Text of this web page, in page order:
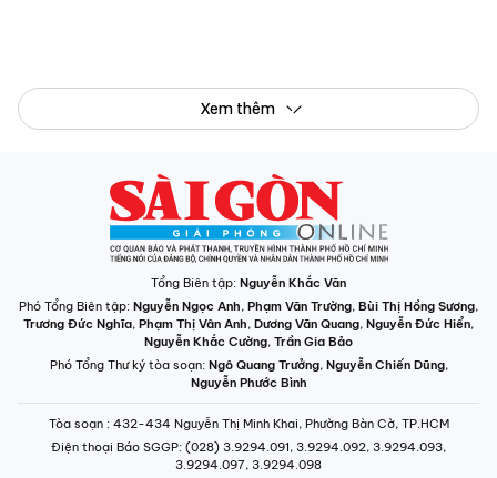
Xem thêm
Tổng Biên tập: Nguyễn Khắc Văn
Phó Tổng Biên tập: Nguyễn Ngọc Anh, Phạm Văn Trường, Bùi Thị Hồng Sương,
Trương Đức Nghĩa, Phạm Thị Vân Anh, Dương Văn Quang, Nguyễn Đức Hiển,
Nguyễn Khắc Cường, Trần Gia Bảo
Phó Tổng Thư ký tòa soạn: Ngô Quang Trưởng, Nguyễn Chiến Dũng,
Nguyễn Phước Bình
Tòa soạn : 432-434 Nguyễn Thị Minh Khai, Phường Bàn Cờ, TP.HCM
Điện thoại Báo SGGP: (028) 3.9294.091, 3.9294.092, 3.9294.093,
3.9294.097, 3.9294.098